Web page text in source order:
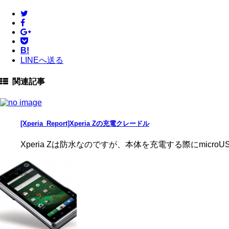
B!
LINEへ送る
関連記事
[Xperia_Report]Xperia Zの充電クレードル
Xperia Zは防水なのですが、本体を充電する際に